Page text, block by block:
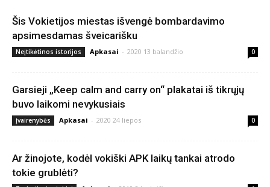
Šis Vokietijos miestas išvengė bombardavimo
apsimesdamas šveicarišku
Neįtikėtinos istorijos Apkasai - 2020 13 balandžio 0
Garsieji „Keep calm and carry on“ plakatai iš tikrųjų
buvo laikomi nevykusiais
Įvairenybės Apkasai - 2020 24 liepos 0
Ar žinojote, kodėl vokiški APK laikų tankai atrodo
tokie grublėti?